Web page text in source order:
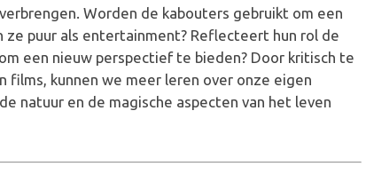
Worden de kabouters gebruikt om een
puur als entertainment? Reflecteert hun rol de
een nieuw perspectief te bieden? Door kritisch te
films, kunnen we meer leren over onze eigen
natuur en de magische aspecten van het leven